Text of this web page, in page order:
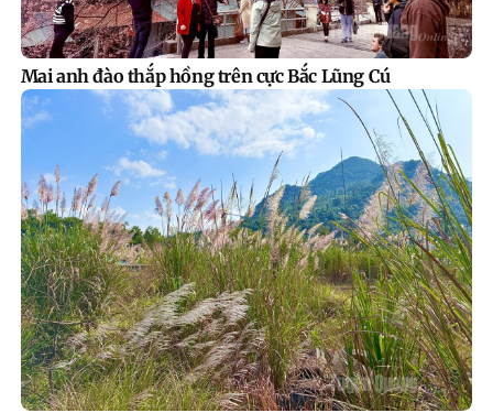
Mai anh đào thắp hồng trên cực Bắc Lũng Cú